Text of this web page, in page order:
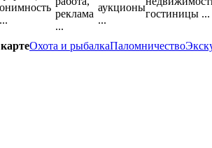
Охота и рыбалкаПаломничество